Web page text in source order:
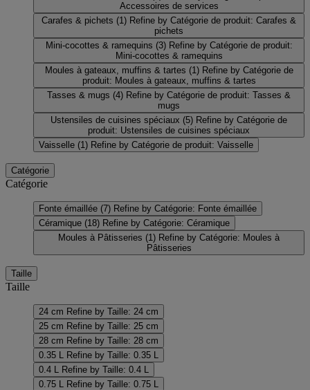
Accessoires de services
Carafes & pichets (1) Refine by Catégorie de produit: Carafes &
pichets
Mini-cocottes & ramequins (3) Refine by Catégorie de produit:
Mini-cocottes & ramequins
Moules à gateaux, muffins & tartes (1) Refine by Catégorie de
produit: Moules à gateaux, muffins & tartes
Tasses & mugs (4) Refine by Catégorie de produit: Tasses &
mugs
Ustensiles de cuisines spéciaux (5) Refine by Catégorie de
produit: Ustensiles de cuisines spéciaux
Vaisselle (1) Refine by Catégorie de produit: Vaisselle
Catégorie
Catégorie
Fonte émaillée (7) Refine by Catégorie: Fonte émaillée
Céramique (18) Refine by Catégorie: Céramique
Moules à Pâtisseries (1) Refine by Catégorie: Moules à
Pâtisseries
Taille
Taille
24 cm Refine by Taille: 24 cm
25 cm Refine by Taille: 25 cm
28 cm Refine by Taille: 28 cm
0.35 L
Refine by Taille: 0.35 L
0.4 L
Refine by Taille: 0.4 L
0.75 L
Refine by Taille: 0.75 L